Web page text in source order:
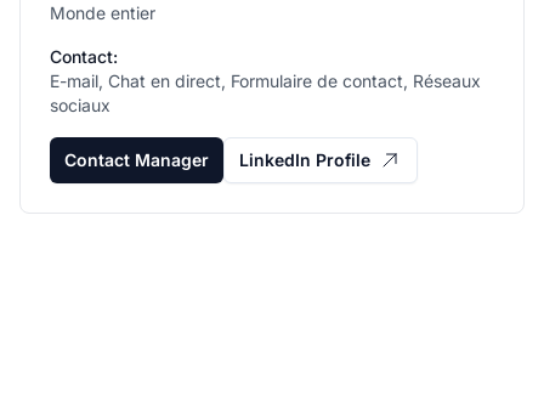
Monde entier
Contact:
E-mail, Chat en direct, Formulaire de contact, Réseaux
sociaux
Contact Manager LinkedIn Profile